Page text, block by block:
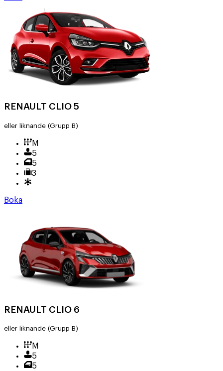
RENAULT CLIO 5
eller liknande (Grupp B)
M
5
5
3
Boka
RENAULT CLIO 6
eller liknande (Grupp B)
M
5
5